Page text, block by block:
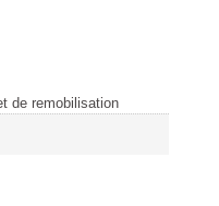
de remobilisation